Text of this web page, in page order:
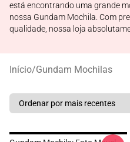
está encontrando uma grande
nossa Gundam Mochila. Com
qualidade, nossa loja
Início/Gundam Mochilas